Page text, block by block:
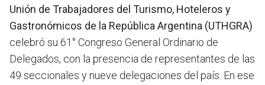
Unión de Trabajadores del Turismo, Hoteleros y
Gastronómicos de la República Argentina (UTHGRA)
celebró su 61° Congreso General Ordinario de
Delegados, con la presencia de representantes de las
49 seccionales y nueve delegaciones del país. En ese